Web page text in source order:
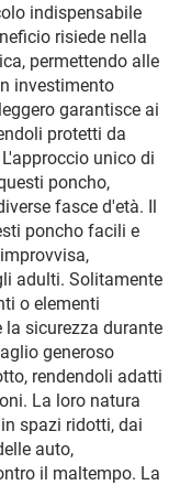
indispensabile
risiede nella
permettendo alle
investimento
garantisce ai
protetti da
unico di
poncho,
fasce d'età. Il
poncho facili e
adulti. Solitamente
o elementi
sicurezza durante
generoso
rendendoli adatti
La loro natura
spazi ridotti, dai
auto,
il maltempo. La